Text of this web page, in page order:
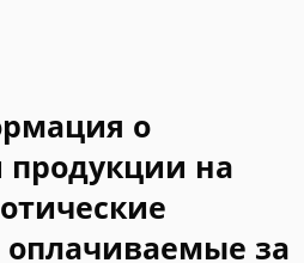
о
продукции на
за